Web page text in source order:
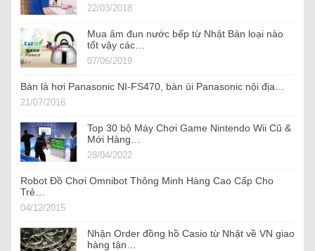
22/03/2018
Mua âm đun nước bếp từ Nhật Bản loại nào
tốt vậy các…
07/06/2019
Bàn là hơi Panasonic NI-FS470, bàn ủi Panasonic nội địa…
21/07/2016
Top 30 bộ Máy Chơi Game Nintendo Wii Cũ &
Mới Hàng…
28/04/2022
Robot Đồ Chơi Omnibot Thông Minh Hàng Cao Cấp Cho
Trẻ…
04/12/2015
Nhận Order đồng hồ Casio từ Nhật về VN giao
hàng tận…